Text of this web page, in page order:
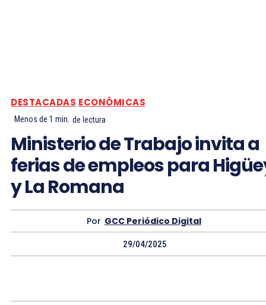
DESTACADAS ECONÓMICAS
Menos de 1 min. de lectura
Ministerio de Trabajo invita a
ferias de empleos para
y La Romana
Por GCC Periódico Digital
29/04/2025